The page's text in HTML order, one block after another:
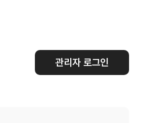
관리자 로그인